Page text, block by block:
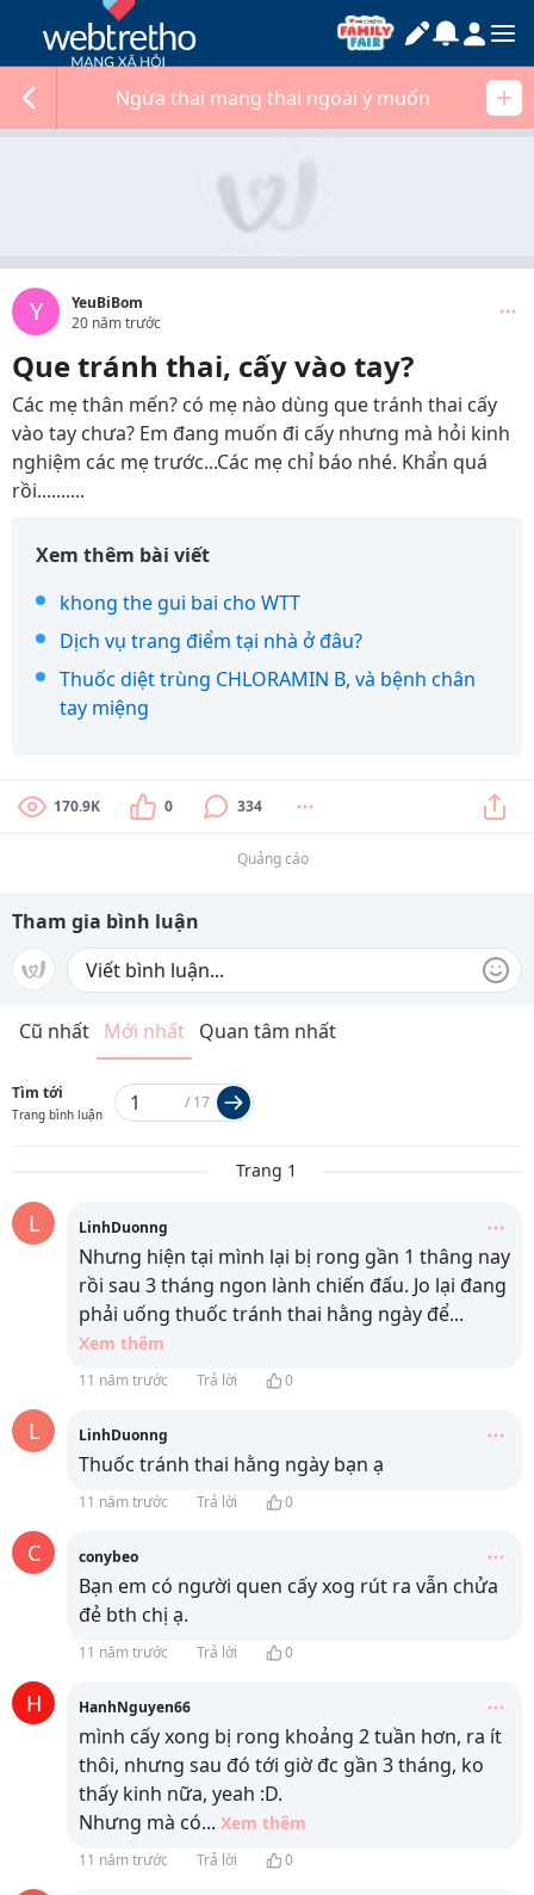
Ngừa thai mang thai ngoài ý muốn
Y
YeuBiBom
20 năm trước
Que tránh thai, cấy vào tay?
Các mẹ thân mến? có mẹ nào dùng que tránh thai cấy
vào tay chưa? Em đang muốn đi cấy nhưng mà hỏi kinh
nghiệm các mẹ trước...Các mẹ chỉ báo nhé. Khẩn quá
rồi..........
Xem thêm bài viết
khong the gui bai cho WTT
Dịch vụ trang điểm tại nhà ở đâu?
Thuốc diệt trùng CHLORAMIN B, và bệnh chân
tay miệng
170.9K 0 334
Quảng cáo
Tham gia bình luận
Cũ nhất Mới nhất Quan tâm nhất
Tìm tới
Trang bình luận
/ 17
Trang 1
L LinhDuonng
Nhưng hiện tại mình lại bị rong gần 1 thâng nay
rồi sau 3 tháng ngon lành chiến đấu. Jo lại đang
phải uống thuốc tránh thai hằng ngày để...
Xem thêm
11 năm trước Trả lời 0
L LinhDuonng
Thuốc tránh thai hằng ngày bạn ạ
11 năm trước Trả lời 0
C conybeo
Bạn em có người quen cấy xog rút ra vẫn chửa
đẻ bth chị ạ.
11 năm trước Trả lời 0
H HanhNguyen66
mình cấy xong bị rong khoảng 2 tuần hơn, ra ít
thôi, nhưng sau đó tới giờ đc gần 3 tháng, ko
thấy kinh nữa, yeah :D.
Nhưng mà có... Xem thêm
11 năm trước Trả lời 0